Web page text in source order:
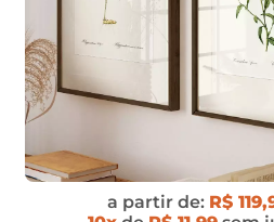
a partir de: R$